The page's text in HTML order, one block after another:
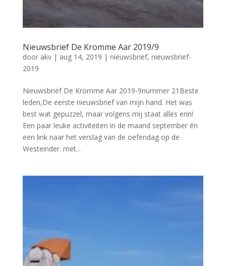
Nieuwsbrief De Kromme Aar 2019/9
door akv| aug 14, 2019 | nieuwsbrief, nieuwsbrief-
2019
Nieuwsbrief De Kromme Aar 2019-9nummer 21Beste
leden,De eerste nieuwsbrief van mijn hand. Het was
best wat gepuzzel, maar volgens mij staat alles erin!
Een paar leuke activiteiten in de maand september én
een link naar het verslag van de oefendag op de
Westeinder. met...